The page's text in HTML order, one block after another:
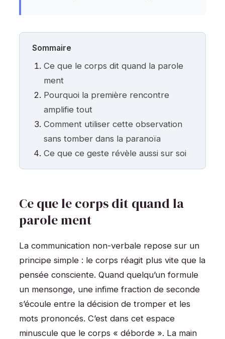
Sommaire
Ce que le corps dit quand la parole
ment
Pourquoi la première rencontre
amplifie tout
Comment utiliser cette observation
sans tomber dans la paranoïa
Ce que ce geste révèle aussi sur soi
Ce que le corps dit quand la
parole ment
La communication non-verbale repose sur un
principe simple : le corps réagit plus vite que la
pensée consciente. Quand quelqu’un formule
un mensonge, une infime fraction de seconde
s’écoule entre la décision de tromper et les
mots prononcés. C’est dans cet espace
minuscule que le corps « déborde ». La main